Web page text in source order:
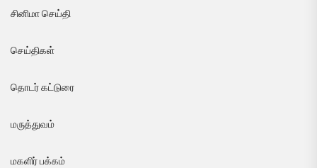
சினிமா செய்தி
செய்திகள்
தொடர் கட்டுரை
மருத்துவம்
மகளிர் பக்கம்